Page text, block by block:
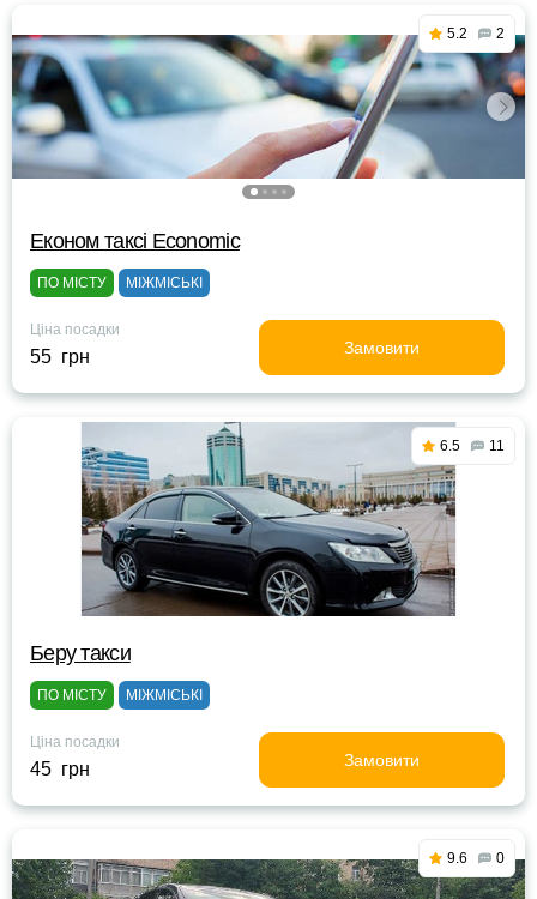
5.2 2
Eконом таксі Economic
ПО МІСТУ МІЖМІСЬКІ
Ціна посадки
55 грн Замовити
6.5 11
Беру такси
ПО МІСТУ МІЖМІСЬКІ
Ціна посадки
45 грн Замовити
9.6 0